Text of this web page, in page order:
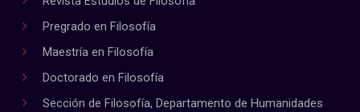
Pregrado en Filosofía
Maestría en Filosofía
Doctorado en Filosofía
Sección de Filosofía, Departamento de Humanidades